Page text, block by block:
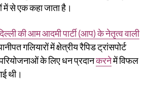
से एक कहा जाता है।
की आम आदमी पार्टी (आप) के नेतृत्व वाली
गलियारों में क्षेत्रीय रैपिड ट्रांसपोर्ट
के लिए धन प्रदानकरनेमें विफल
थी।